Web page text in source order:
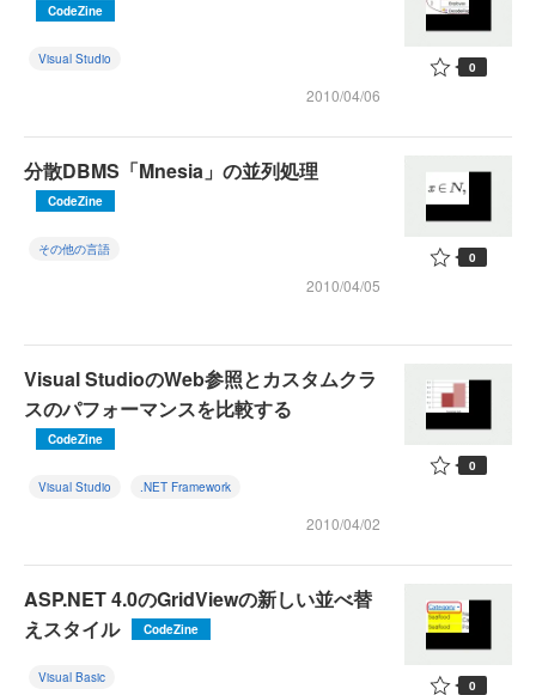
CodeZine
Visual Studio
2010/04/06
0
分散DBMS「Mnesia」の並列処理
CodeZine
その他の言語
2010/04/05
0
Visual StudioのWeb参照とカスタムクラ
スのパフォーマンスを比較する
CodeZine
Visual Studio .NET Framework
2010/04/02
0
ASP.NET 4.0のGridViewの新しい並べ替
えスタイル
CodeZine
Visual Basic 0